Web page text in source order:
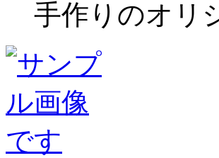
手作りのオリ